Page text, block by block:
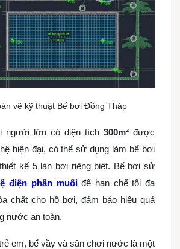
vẽ kỹ thuật Bể bơi Đồng Tháp
người lớn có diện tích 300m² được
hiện đại, có thể sử dụng làm bể bơi
kế 5 làn bơi riêng biệt. Bể bơi sử
điện phân muốiđể hạn chế tối đa
chất cho hồ bơi, đảm bảo hiệu quả
nước an toàn.
em, bể vầy và sân chơi nước là một